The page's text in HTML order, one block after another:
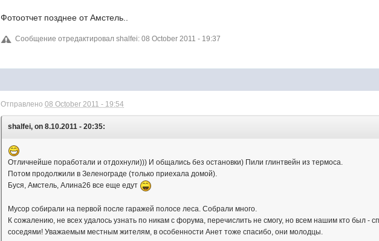
Фотоотчет позднее от Амстель..
Сообщение отредактировал shalfei: 08 October 2011 - 19:37
Отправлено08 October 2011 - 19:54
shalfei, on 8.10.2011 - 20:35:
Отличнейше поработали и отдохнули))) И общались без остановки) Пили глинтвейн из термоса.
Потом продолжили в Зеленограде (только приехала домой).
Буся, Амстель, Алина26 все еще едут
Мусор собирали на первой после гаражей полосе леса. Собрали много.
К сожалению, не всех удалось узнать по никам с форума, перечислить не смогу, но всем нашим кто был -
соседями! Уважаемым местным жителям, в особенности Анет тоже спасибо, они молодцы.